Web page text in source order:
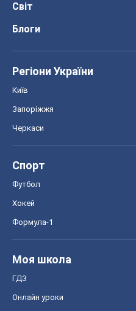
Світ
Блоги
Регіони України
Київ
Запоріжжя
Черкаси
Спорт
Футбол
Хокей
Формула-1
Моя школа
ГДЗ
Онлайн уроки